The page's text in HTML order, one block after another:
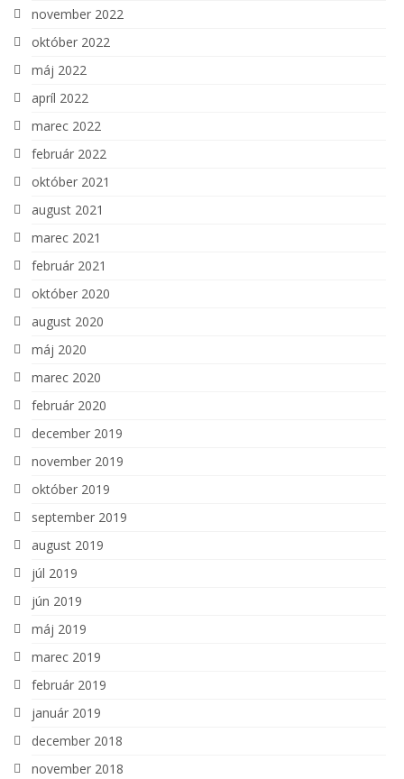
november 2022
október 2022
máj 2022
apríl 2022
marec 2022
február 2022
október 2021
august 2021
marec 2021
február 2021
október 2020
august 2020
máj 2020
marec 2020
február 2020
december 2019
november 2019
október 2019
september 2019
august 2019
júl 2019
jún 2019
máj 2019
marec 2019
február 2019
január 2019
december 2018
november 2018